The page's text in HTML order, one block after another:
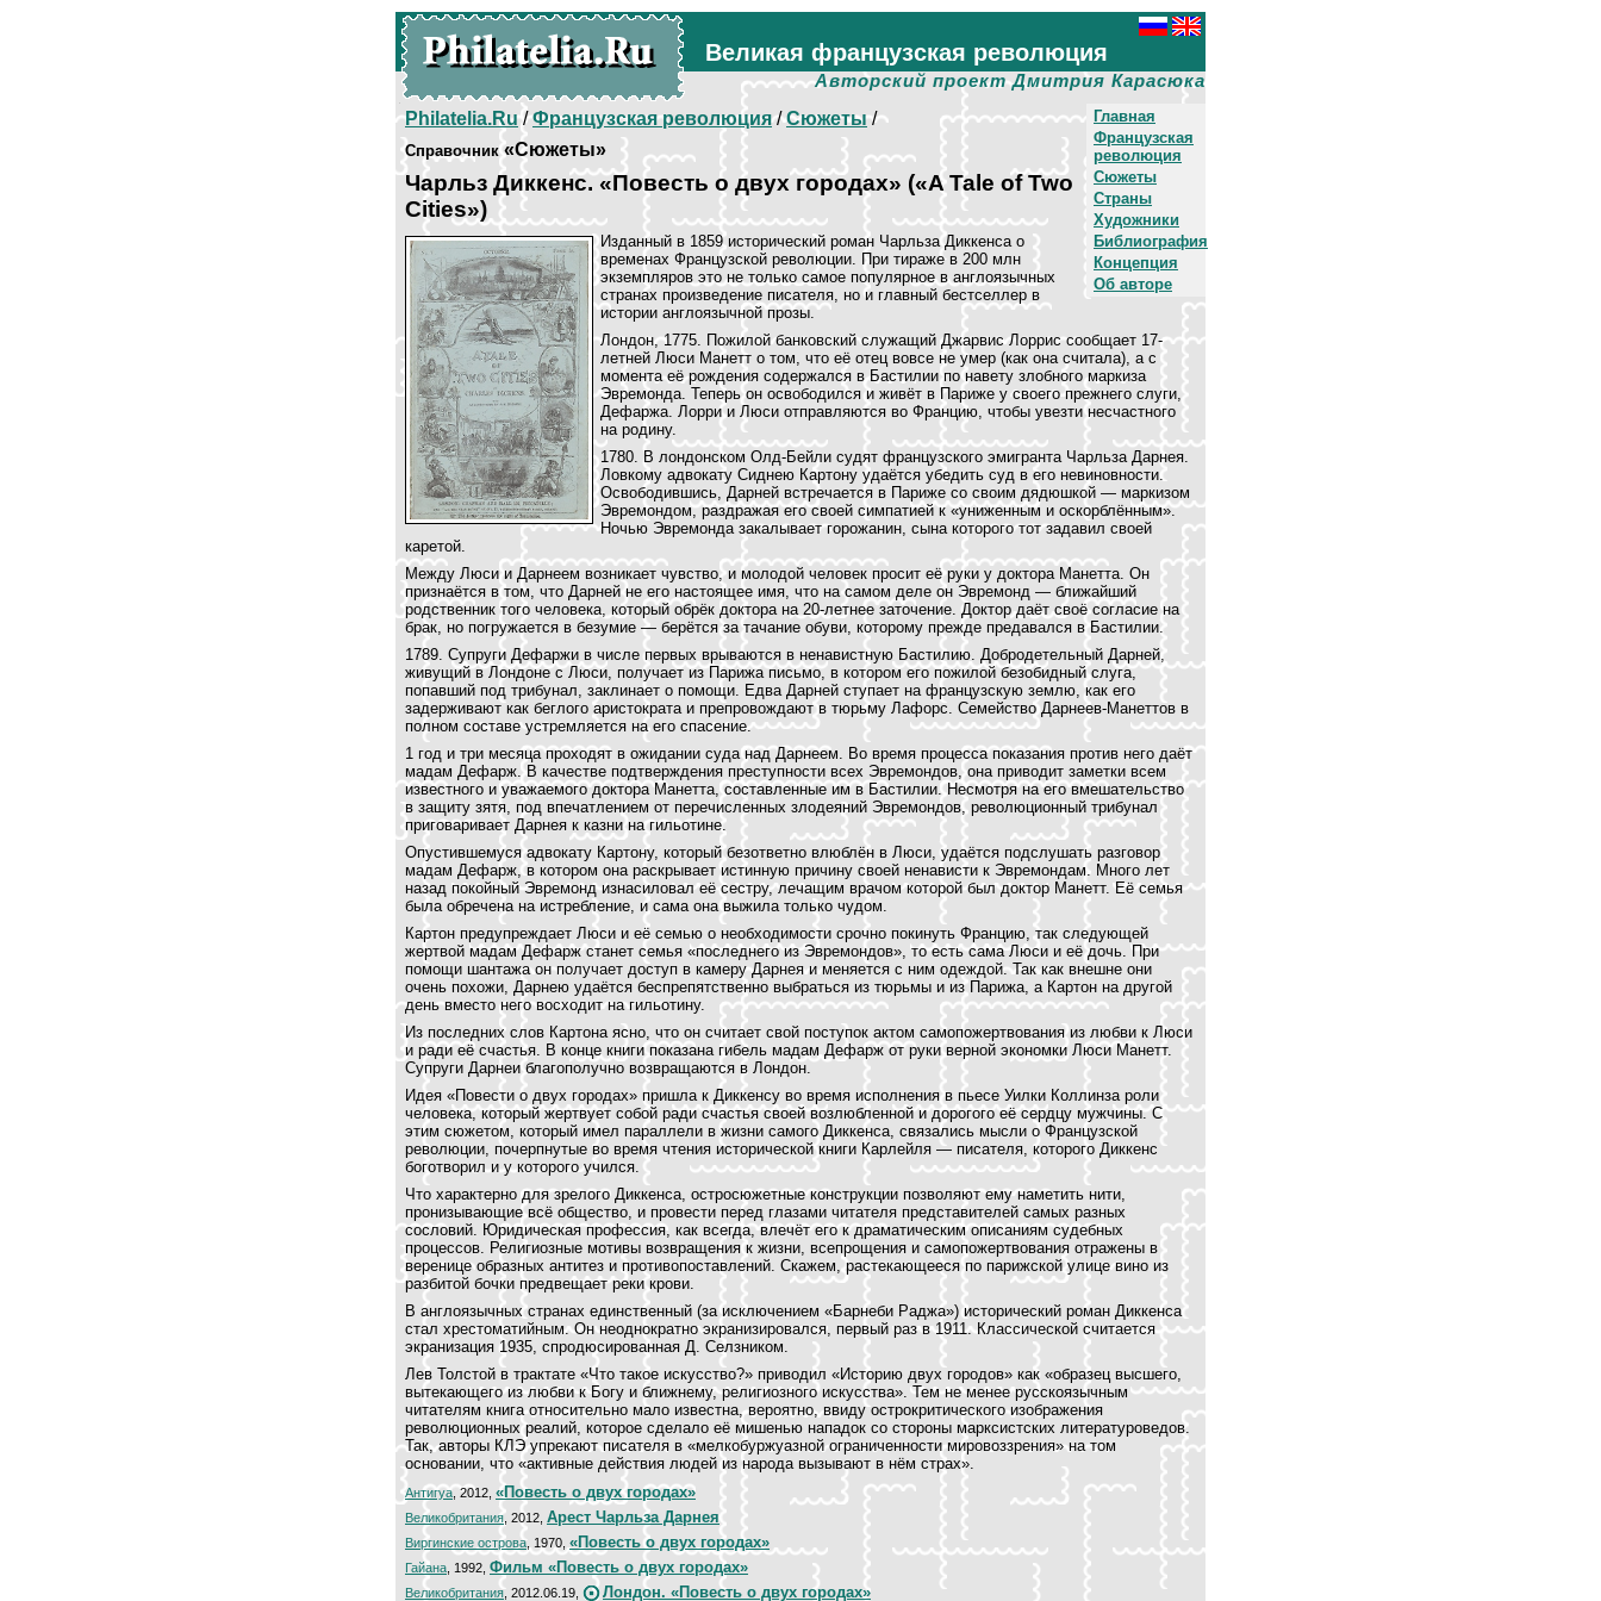
Великая французская революция
Авторский проект Дмитрия Карасюка
Главная
Французская
революция
Сюжеты
Страны
Художники
Библиография
Концепция
Об авторе
Philatelia.Ru/Французская революция/Сюжеты/
Справочник«Сюжеты»
Чарльз Диккенс. «Повесть о двух городах» («A Tale of Two
Cities»)
Изданный в 1859 исторический роман Чарльза Диккенса о
временах Французской революции. При тираже в 200 млн
экземпляров это не только самое популярное в англоязычных
странах произведение писателя, но и главный бестселлер в
истории англоязычной прозы.
Лондон, 1775. Пожилой банковский служащий Джарвис Лоррис сообщает 17-
летней Люси Манетт о том, что её отец вовсе не умер (как она считала), а с
момента её рождения содержался в Бастилии по навету злобного маркиза
Эвремонда. Теперь он освободился и живёт в Париже у своего прежнего слуги,
Дефаржа. Лорри и Люси отправляются во Францию, чтобы увезти несчастного
на родину.
1780. В лондонском Олд-Бейли судят французского эмигранта Чарльза Дарнея.
Ловкому адвокату Сиднею Картону удаётся убедить суд в его невиновности.
Освободившись, Дарней встречается в Париже со своим дядюшкой — маркизом
Эвремондом, раздражая его своей симпатией к «униженным и оскорблённым».
Ночью Эвремонда закалывает горожанин, сына которого тот задавил своей
каретой.
Между Люси и Дарнеем возникает чувство, и молодой человек просит её руки у доктора Манетта. Он
признаётся в том, что Дарней не его настоящее имя, что на самом деле он Эвремонд — ближайший
родственник того человека, который обрёк доктора на 20-летнее заточение. Доктор даёт своё согласие на
брак, но погружается в безумие — берётся за тачание обуви, которому прежде предавался в Бастилии.
1789. Супруги Дефаржи в числе первых врываются в ненавистную Бастилию. Добродетельный Дарней,
живущий в Лондоне с Люси, получает из Парижа письмо, в котором его пожилой безобидный слуга,
попавший под трибунал, заклинает о помощи. Едва Дарней ступает на французскую землю, как его
задерживают как беглого аристократа и препровождают в тюрьму Лафорс. Семейство Дарнеев-Манеттов в
полном составе устремляется на его спасение.
1 год и три месяца проходят в ожидании суда над Дарнеем. Во время процесса показания против него даёт
мадам Дефарж. В качестве подтверждения преступности всех Эвремондов, она приводит заметки всем
известного и уважаемого доктора Манетта, составленные им в Бастилии. Несмотря на его вмешательство
в защиту зятя, под впечатлением от перечисленных злодеяний Эвремондов, революционный трибунал
приговаривает Дарнея к казни на гильотине.
Опустившемуся адвокату Картону, который безответно влюблён в Люси, удаётся подслушать разговор
мадам Дефарж, в котором она раскрывает истинную причину своей ненависти к Эвремондам. Много лет
назад покойный Эвремонд изнасиловал её сестру, лечащим врачом которой был доктор Манетт. Её семья
была обречена на истребление, и сама она выжила только чудом.
Картон предупреждает Люси и её семью о необходимости срочно покинуть Францию, так следующей
жертвой мадам Дефарж станет семья «последнего из Эвремондов», то есть сама Люси и её дочь. При
помощи шантажа он получает доступ в камеру Дарнея и меняется с ним одеждой. Так как внешне они
очень похожи, Дарнею удаётся беспрепятственно выбраться из тюрьмы и из Парижа, а Картон на другой
день вместо него восходит на гильотину.
Из последних слов Картона ясно, что он считает свой поступок актом самопожертвования из любви к Люси
и ради её счастья. В конце книги показана гибель мадам Дефарж от руки верной экономки Люси Манетт.
Супруги Дарнеи благополучно возвращаются в Лондон.
Идея «Повести о двух городах» пришла к Диккенсу во время исполнения в пьесе Уилки Коллинза роли
человека, который жертвует собой ради счастья своей возлюбленной и дорогого её сердцу мужчины. С
этим сюжетом, который имел параллели в жизни самого Диккенса, связались мысли о Французской
революции, почерпнутые во время чтения исторической книги Карлейля — писателя, которого Диккенс
боготворил и у которого учился.
Что характерно для зрелого Диккенса, остросюжетные конструкции позволяют ему наметить нити,
пронизывающие всё общество, и провести перед глазами читателя представителей самых разных
сословий. Юридическая профессия, как всегда, влечёт его к драматическим описаниям судебных
процессов. Религиозные мотивы возвращения к жизни, всепрощения и самопожертвования отражены в
веренице образных антитез и противопоставлений. Скажем, растекающееся по парижской улице вино из
разбитой бочки предвещает реки крови.
В англоязычных странах единственный (за исключением «Барнеби Раджа») исторический роман Диккенса
стал хрестоматийным. Он неоднократно экранизировался, первый раз в 1911. Классической считается
экранизация 1935, спродюсированная Д. Селзником.
Лев Толстой в трактате «Что такое искусство?» приводил «Историю двух городов» как «образец высшего,
вытекающего из любви к Богу и ближнему, религиозного искусства». Тем не менее русскоязычным
читателям книга относительно мало известна, вероятно, ввиду острокритического изображения
революционных реалий, которое сделало её мишенью нападок со стороны марксистских литературоведов.
Так, авторы КЛЭ упрекают писателя в «мелкобуржуазной ограниченности мировоззрения» на том
основании, что «активные действия людей из народа вызывают в нём страх».
Антигуа , 2012, «Повесть о двух городах»
Великобритания, 2012, Арест Чарльза Дарнея
Виргинские острова , 1970, «Повесть о двух городах»
Гайана , 1992, Фильм «Повесть о двух городах»
Великобритания, 2012.06.19, Лондон. «Повесть о двух городах»